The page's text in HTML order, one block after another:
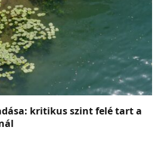
kritikus szint felé tart a